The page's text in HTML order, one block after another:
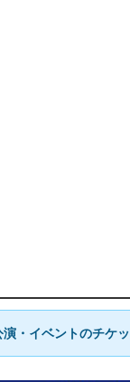
・イベントのチケ